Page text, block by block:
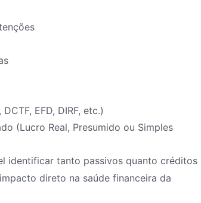
EFD, DIRF, etc.)
(Lucro Real, Presumido ou Simples
identificar tanto passivos quanto créditos
direto na saúde financeira da